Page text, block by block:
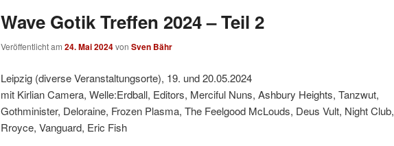
Wave Gotik Treffen 2024 – Teil 2
Veröffentlicht am 24. Mai 2024von Sven Bähr
Leipzig (diverse Veranstaltungsorte), 19. und 20.05.2024
mit Kirlian Camera, Welle:Erdball, Editors, Merciful Nuns, Ashbury Heights, Tanzwut,
Gothminister, Deloraine, Frozen Plasma, The Feelgood McLouds, Deus Vult, Night Club,
Rroyce, Vanguard, Eric Fish